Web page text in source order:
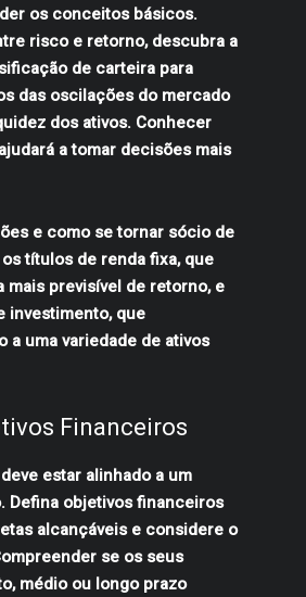
os conceitos básicos.
risco e retorno, descubra a
de carteira para
das oscilações do mercado
dos ativos. Conhecer
a tomar decisões mais
e como se tornar sócio de
títulos de renda fixa, que
previsível de retorno, e
investimento, que
a uma variedade de ativos
Financeiros
estar alinhado a um
Defina objetivos financeiros
alcançáveis ​​e considere o
se os seus
médio ou longo prazo